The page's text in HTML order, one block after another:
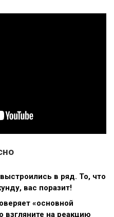
в ряд. То, что
вас поразит!
«основной
взгляните на реакцию